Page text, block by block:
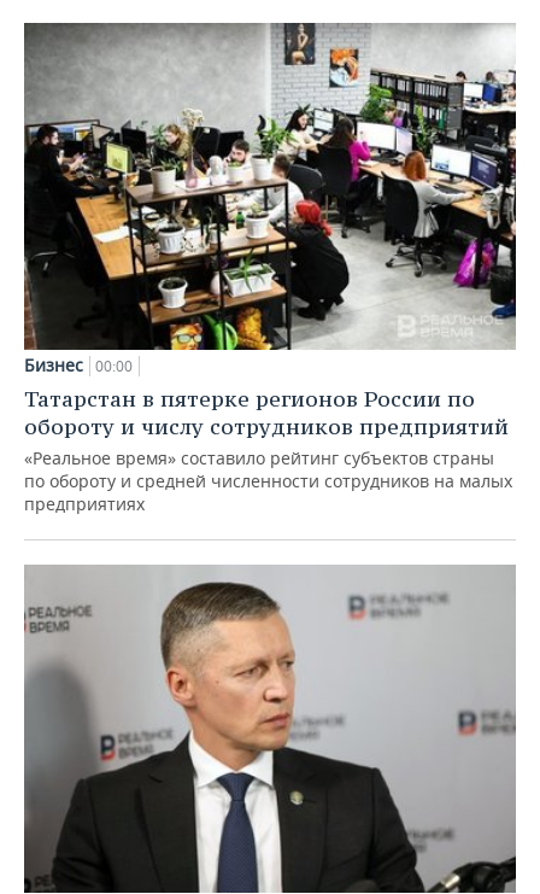
Бизнес 00:00
Татарстан в пятерке регионов России по
обороту и числу сотрудников предприятий
«Реальное время» составило рейтинг субъектов страны
по обороту и средней численности сотрудников на малых
предприятиях